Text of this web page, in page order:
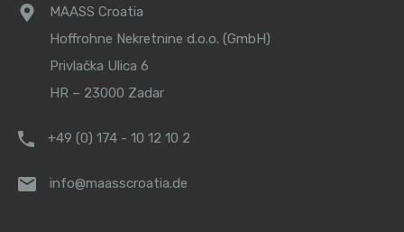
MAASS Croatia
Hoffrohne Nekretnine d.o.o. (GmbH)
Privlačka Ulica 6
HR – 23000 Zadar
+49 (0) 174 - 10 12 10 2
info@maasscroatia.de